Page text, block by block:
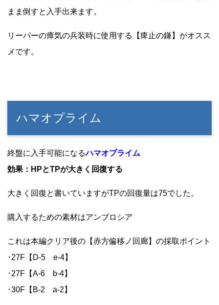
まま倒すと入手出来ます。
リーパーの瘴気の兵装時に使用する【痺止の鎌】がオスス
メです。
ハマオプライム
終盤に入手可能になるハマオプライム
効果：HPとTPが大きく回復する
大きく回復と書いていますがTPの回復量は75でした。
購入するための素材はアンブロシア
これは本編クリア後の【赤方偏移ノ回廊】の採取ポイント
･27F【D-5 e-4】
･27F【A-6 b-4】
･30F【B-2 a-2】